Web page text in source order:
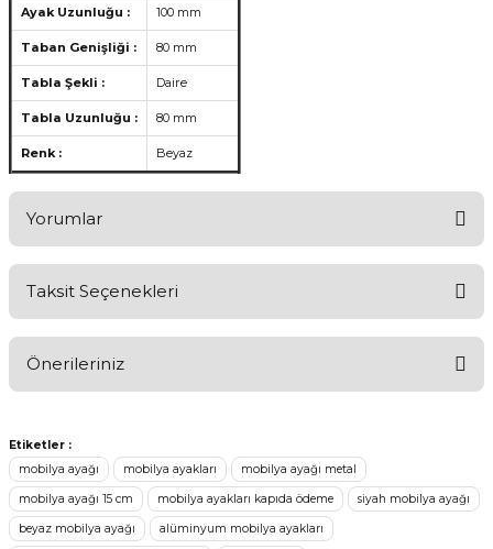
Ayak Uzunluğu : 100 mm
Taban Genişliği : 80 mm
Tabla Şekli : Daire
Tabla Uzunluğu : 80 mm
Renk : Beyaz
Yorumlar
Ürünü Değerlendir
Taksit Seçenekleri
Önerileriniz
konularda yetersiz gördüğünüz noktaları öneri formunu kullanarak
tarafımıza iletebilirsiniz.
Görüş ve önerileriniz için teşekkür ederiz.
Ürün resmi kalitesiz, bozuk veya görüntülenemiyor.
Etiketler :
mobilya ayağı
mobilya ayakları mobilya ayağı metal
mobilya ayağı 15 cm mobilya ayakları kapıda ödeme siyah mobilya ayağı
beyaz mobilya ayağı alüminyum mobilya ayakları